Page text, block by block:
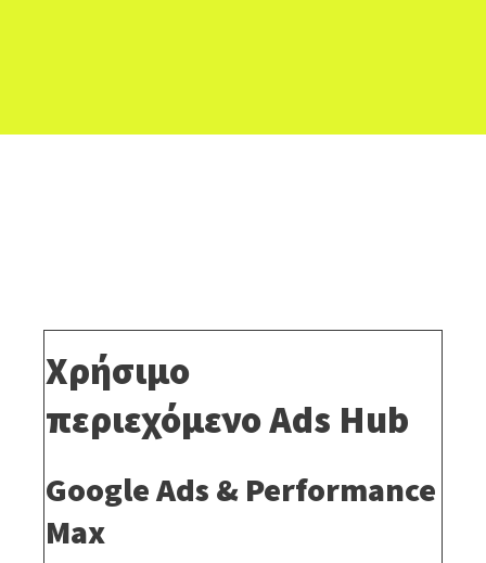
Χρήσιμο
περιεχόμενοAds Hub
Google Ads & Performance
Max